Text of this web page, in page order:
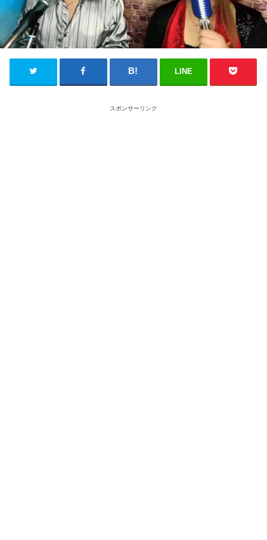
LINE
スポンサーリンク